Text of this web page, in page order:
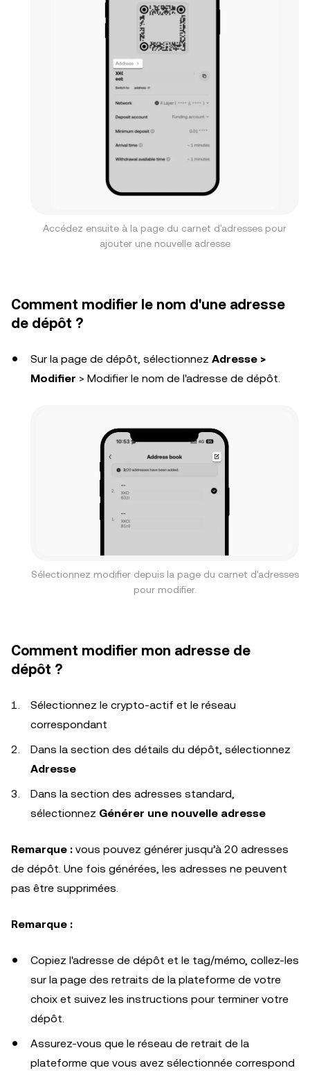
Accédez ensuite à la page du carnet d'adresses pour
ajouter une nouvelle adresse
Comment modifier le nom d'une adresse
de dépôt ?
Sur la page de dépôt, sélectionnez Adresse >
Modifier > Modifier le nom de l'adresse de dépôt.
Sélectionnez modifier depuis la page du carnet d'adresses
pour modifier.
Comment modifier mon adresse de
dépôt ?
Sélectionnez le crypto-actif et le réseau
correspondant
Dans la section des détails du dépôt, sélectionnez
Adresse
Dans la section des adresses standard,
sélectionnez Générer une nouvelle adresse
Remarque : vous pouvez générer jusqu’à 20 adresses
de dépôt. Une fois générées, les adresses ne peuvent
pas être supprimées.
Remarque :
Copiez l'adresse de dépôt et le tag/mémo, collez-les
sur la page des retraits de la plateforme de votre
choix et suivez les instructions pour terminer votre
dépôt.
Assurez-vous que le réseau de retrait de la
plateforme que vous avez sélectionnée correspond